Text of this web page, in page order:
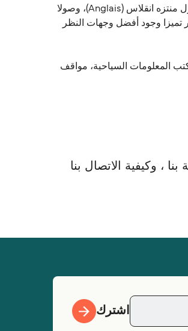
الأخرى في المنطقة بما في ذلك مهرجان كان، انتيب وفيلفرانش سور مير. مدينة يلبي للمسافر نهاية عالية، مع عدد من الفنادق الفاخرة تقع أساسا حول منتزه انقلاس (Anglais)، وصولا
تميزا وجود أفضل وجهات النظر
المعلومات السياحية، مواقف
، وكيفية الاتصال بنا
اشترك